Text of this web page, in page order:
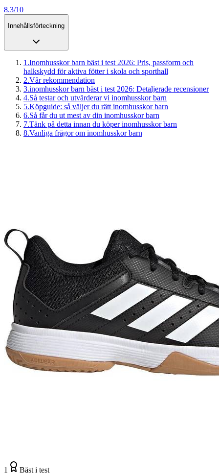
8.3/10
Innehållsförteckning
1 .Inomhusskor barn bäst i test 2026: Pris, passform och
halkskydd för aktiva fötter i skola och sporthall
2.Vår rekommendation
3.inomhusskor barn bäst i test 2026: Detaljerade recensioner
4.Så testar och utvärderar vi inomhusskor barn
5.Köpguide: så väljer du rätt inomhusskor barn
6.Så får du ut mest av din inomhusskor barn
7.Tänk på detta innan du köper inomhusskor barn
8.Vanliga frågor om inomhusskor barn
1 Bäst i test